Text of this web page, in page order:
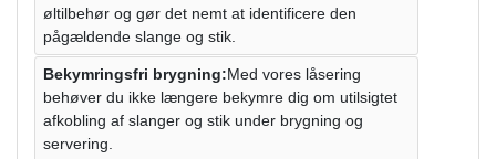
øltilbehør og gør det nemt at identificere den
pågældende slange og stik.
Bekymringsfri brygning:Med vores låsering
behøver du ikke længere bekymre dig om utilsigtet
afkobling af slanger og stik under brygning og
servering.